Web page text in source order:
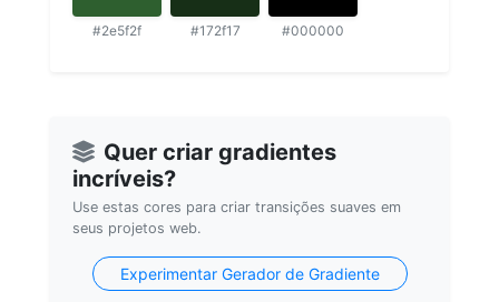
#2e5f2f #172f17 #000000
Quer criar gradientes
incríveis?
Use estas cores para criar transições suaves em
seus projetos web.
Experimentar Gerador de Gradiente